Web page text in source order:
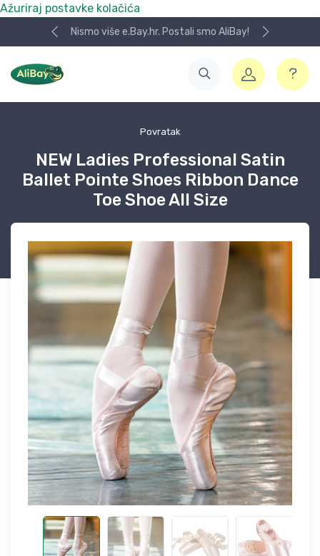
Ažuriraj postavke kolačića
Nismo više e.Bay.hr. Postali smo AliBay!
Povratak
NEW Ladies Professional Satin
Ballet Pointe Shoes Ribbon Dance
Toe Shoe All Size